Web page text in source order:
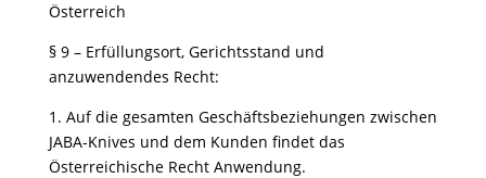
Österreich
§ 9 – Erfüllungsort, Gerichtsstand und
anzuwendendes Recht:
1.⁠ ⁠Auf die gesamten Geschäftsbeziehungen zwischen
JABA-Knives und dem Kunden findet das
Österreichische Recht Anwendung.